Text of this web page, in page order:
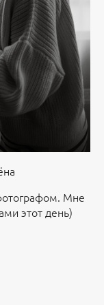
Мне
этот день)